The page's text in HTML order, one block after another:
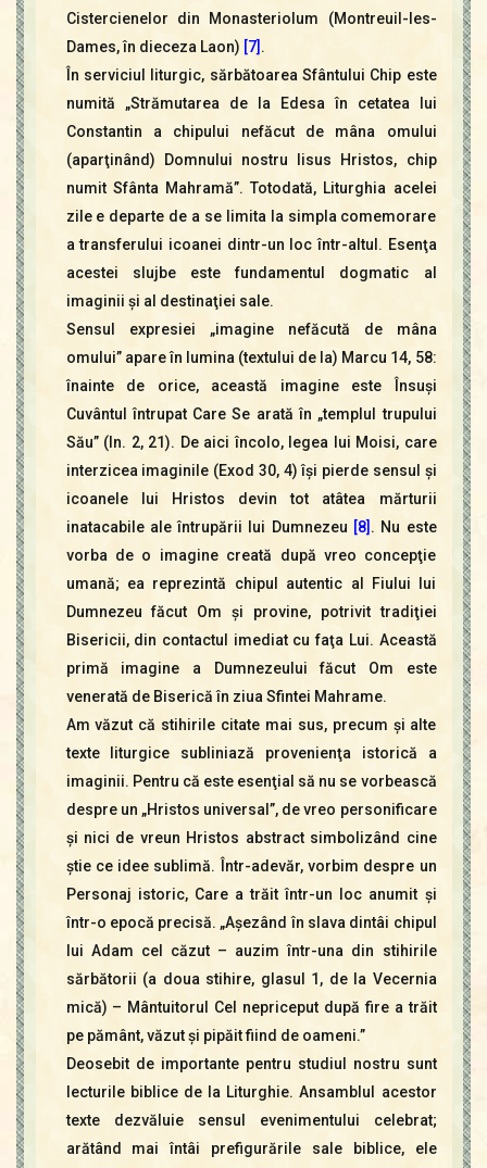
Cistercienelor din Monasteriolum (Montreuil-les-
Dames, în dieceza Laon) [7] .
În serviciul liturgic, sărbătoarea Sfântului Chip este
numită „Strămutarea de la Edesa în cetatea lui
Constantin a chipului nefăcut de mâna omului
(aparţinând) Domnului nostru Iisus Hristos, chip
numit Sfânta Mahramă”. Totodată, Liturghia acelei
zile e departe de a se limita la simpla comemorare
a transferului icoanei dintr-un loc într-altul. Esenţa
acestei slujbe este fundamentul dogmatic al
imaginii şi al destinaţiei sale.
Sensul expresiei „imagine nefăcută de mâna
omului” apare în lumina (textului de la) Marcu 14, 58:
înainte de orice, această imagine este Însuşi
Cuvântul întrupat Care Se arată în „templul trupului
Său” (In. 2, 21). De aici încolo, legea lui Moisi, care
interzicea imaginile (Exod 30, 4) îşi pierde sensul şi
icoanele lui Hristos devin tot atâtea mărturii
inatacabile ale întrupării lui Dumnezeu [8] . Nu este
vorba de o imagine creată după vreo concepţie
umană; ea reprezintă chipul autentic al Fiului lui
Dumnezeu făcut Om şi provine, potrivit tradiţiei
Bisericii, din contactul imediat cu faţa Lui. Această
primă imagine a Dumnezeului făcut Om este
venerată de Biserică în ziua Sfintei Mahrame.
Am văzut că stihirile citate mai sus, precum şi alte
texte liturgice subliniază provenienţa istorică a
imaginii. Pentru că este esenţial să nu se vorbească
despre un „Hristos universal”, de vreo personificare
şi nici de vreun Hristos abstract simbolizând cine
ştie ce idee sublimă. Într-adevăr, vorbim despre un
Personaj istoric, Care a trăit într-un loc anumit şi
într-o epocă precisă. „Aşezând în slava dintâi chipul
lui Adam cel căzut – auzim într-una din stihirile
sărbătorii (a doua stihire, glasul 1, de la Vecernia
mică) – Mântuitorul Cel nepriceput după fire a trăit
pe pământ, văzut şi pipăit fiind de oameni.”
Deosebit de importante pentru studiul nostru sunt
lecturile biblice de la Liturghie. Ansamblul acestor
texte dezvăluie sensul evenimentului celebrat;
arătând mai întâi prefigurările sale biblice, ele